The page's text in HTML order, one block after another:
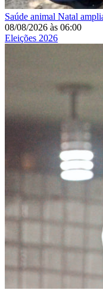
Saúde animal Natal
08/08/2026 às 06:00
Eleições 2026